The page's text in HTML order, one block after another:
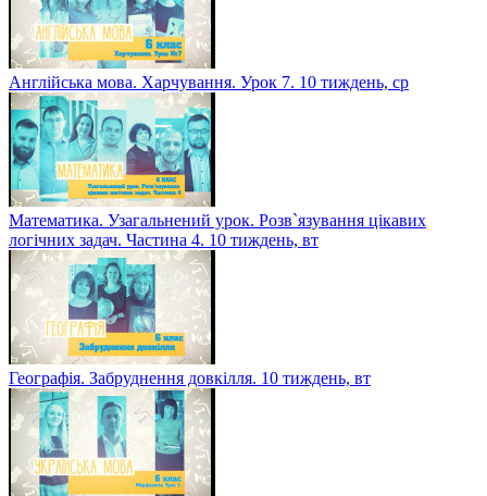
Англійська мова. Харчування. Урок 7. 10 тиждень, ср
Математика. Узагальнений урок. Розв`язування цікавих
логічних задач. Частина 4. 10 тиждень, вт
Географія. Забруднення довкілля. 10 тиждень, вт